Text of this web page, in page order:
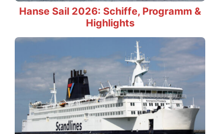
Hanse Sail 2026: Schiffe, Programm &
Highlights